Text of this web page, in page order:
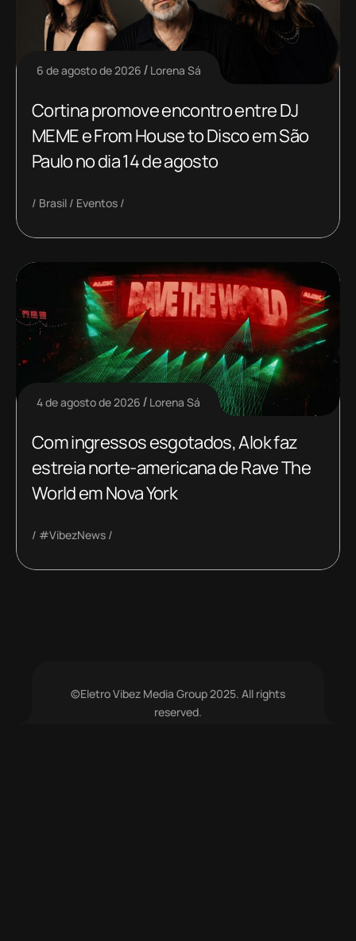
6 de agosto de 2026 Lorena Sá
Cortina promove encontro entre DJ
MEME e From House to Disco em São
Paulo no dia 14 de agosto
Brasil Eventos
4 de agosto de 2026 Lorena Sá
Com ingressos esgotados, Alok faz
estreia norte-americana de Rave The
World em Nova York
#VibezNews
©Eletro Vibez Media Group 2025. All rights
reserved.